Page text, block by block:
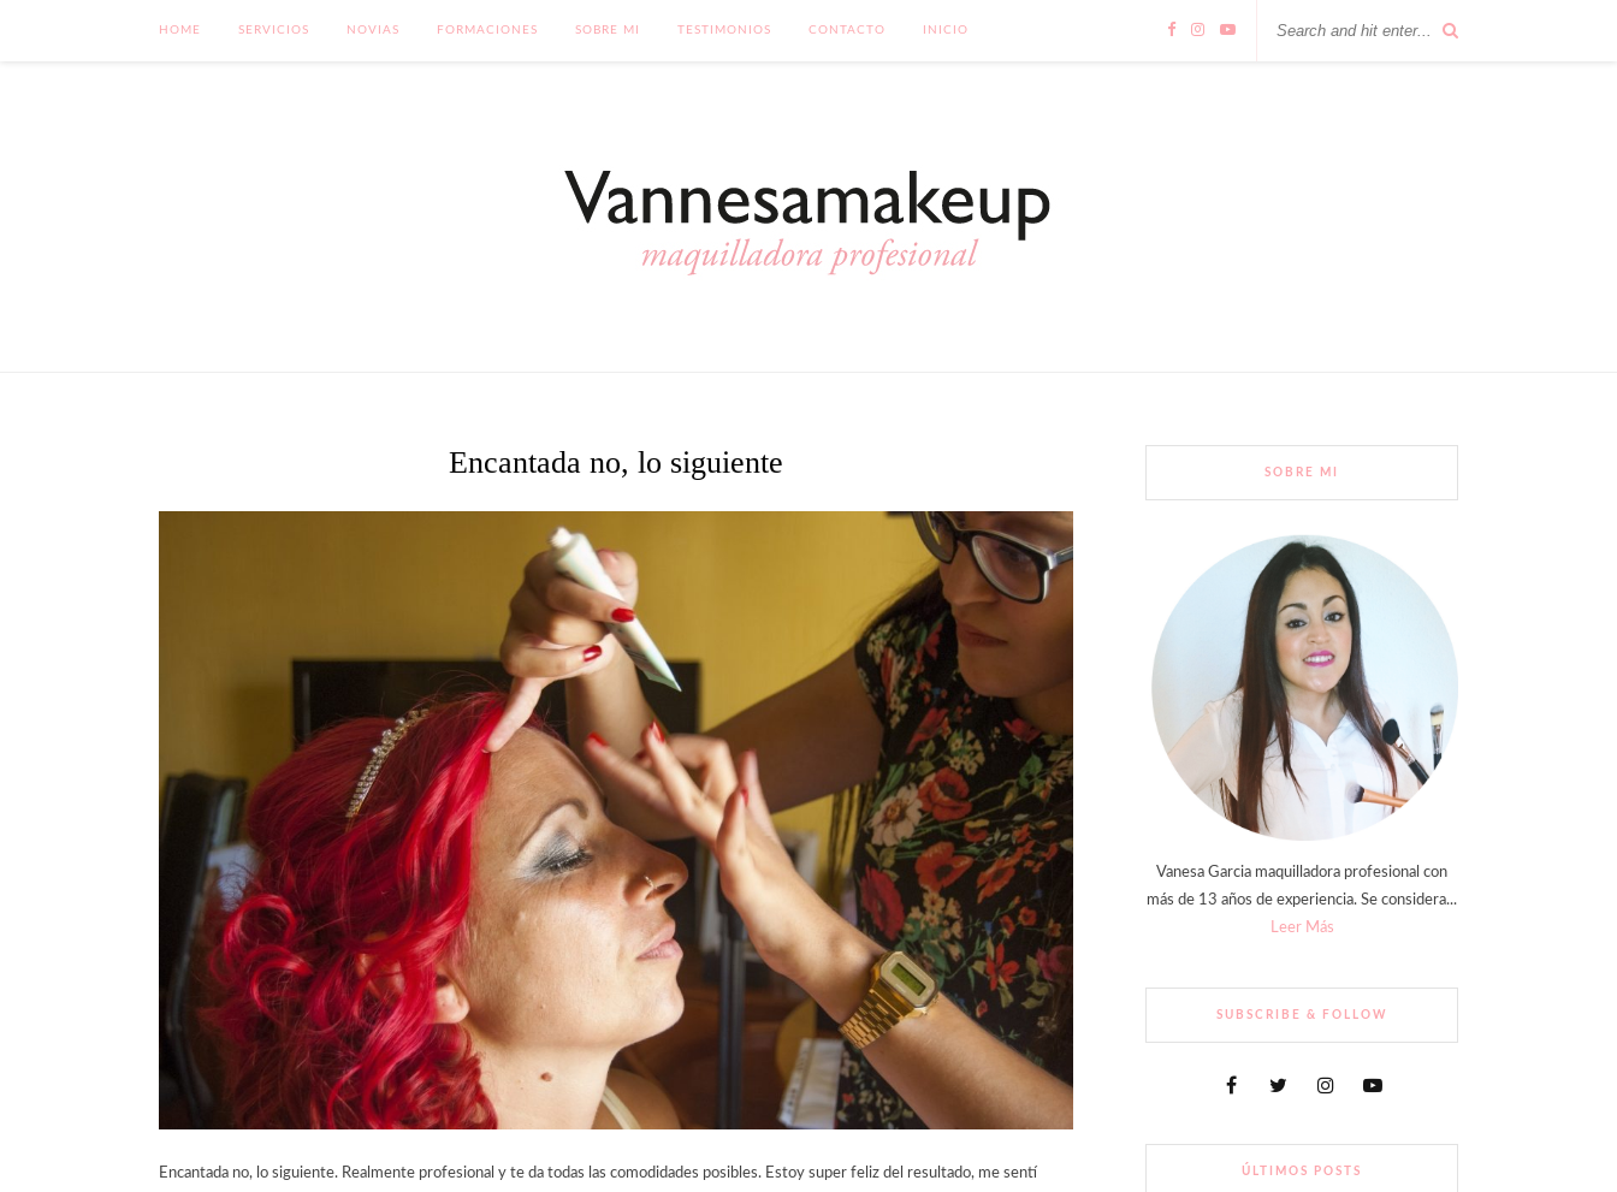
HOME SERVICIOS NOVIAS FORMACIONES SOBRE MI TESTIMONIOS CONTACTO INICIO
Encantada no, lo siguiente
Encantada no, lo siguiente. Realmente profesional y te da todas las comodidades posibles. Estoy super feliz del resultado, me sentí
SOBRE MI
Vanesa Garcia maquilladora profesional con
más de 13 años de experiencia. Se considera...
Leer Más
SUBSCRIBE & FOLLOW
ÚLTIMOS POSTS